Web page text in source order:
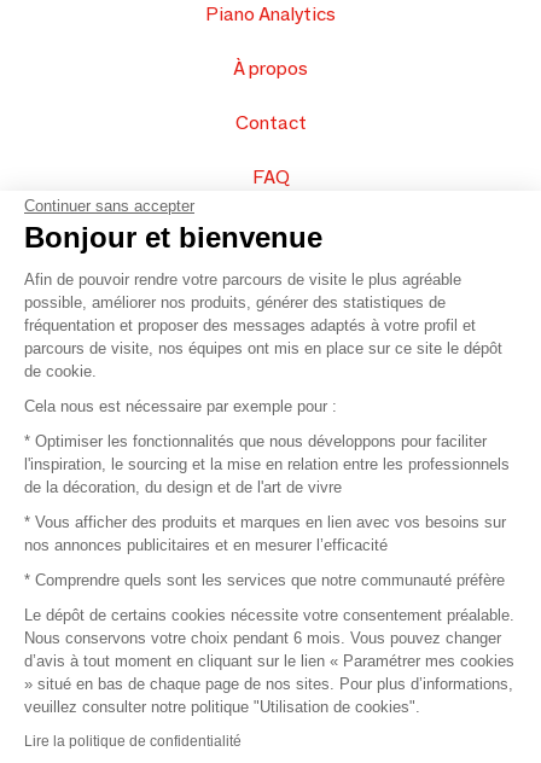
Piano Analytics
À propos
Contact
FAQ
Vendez vos produits
Plan du site
© 2016 –Organisation SAFI
Recrutement
Mentions légales
Conditions commerciales
Continuer sans accepter
Bonjour et bienvenue
Afin de pouvoir rendre votre parcours de visite le plus agréable
possible, améliorer nos produits, générer des statistiques de
fréquentation et proposer des messages adaptés à votre profil et
parcours de visite, nos équipes ont mis en place sur ce site le dépôt
de cookie.
Cela nous est nécessaire par exemple pour :
* Optimiser les fonctionnalités que nous développons pour faciliter
l'inspiration, le sourcing et la mise en relation entre les professionnels
de la décoration, du design et de l'art de vivre
* Vous afficher des produits et marques en lien avec vos besoins sur
nos annonces publicitaires et en mesurer l’efficacité
* Comprendre quels sont les services que notre communauté préfère
Le dépôt de certains cookies nécessite votre consentement préalable.
Nous conservons votre choix pendant 6 mois. Vous pouvez changer
d’avis à tout moment en cliquant sur le lien « Paramétrer mes cookies
» situé en bas de chaque page de nos sites. Pour plus d’informations,
veuillez consulter notre politique "Utilisation de cookies".
Lire la politique de confidentialité